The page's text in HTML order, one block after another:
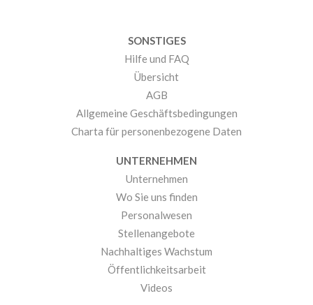
SONSTIGES
Hilfe und FAQ
Übersicht
AGB
Allgemeine Geschäftsbedingungen
Charta für personenbezogene Daten
UNTERNEHMEN
Unternehmen
Wo Sie uns finden
Personalwesen
Stellenangebote
Nachhaltiges Wachstum
Öffentlichkeitsarbeit
Videos